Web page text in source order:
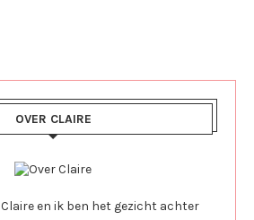
OVER CLAIRE
en ik ben het gezicht achter